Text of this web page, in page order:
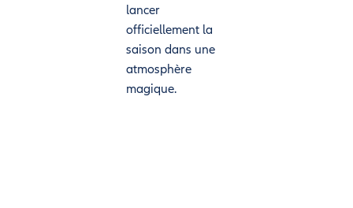
lancer
officiellement la
saison dans une
atmosphère
magique.